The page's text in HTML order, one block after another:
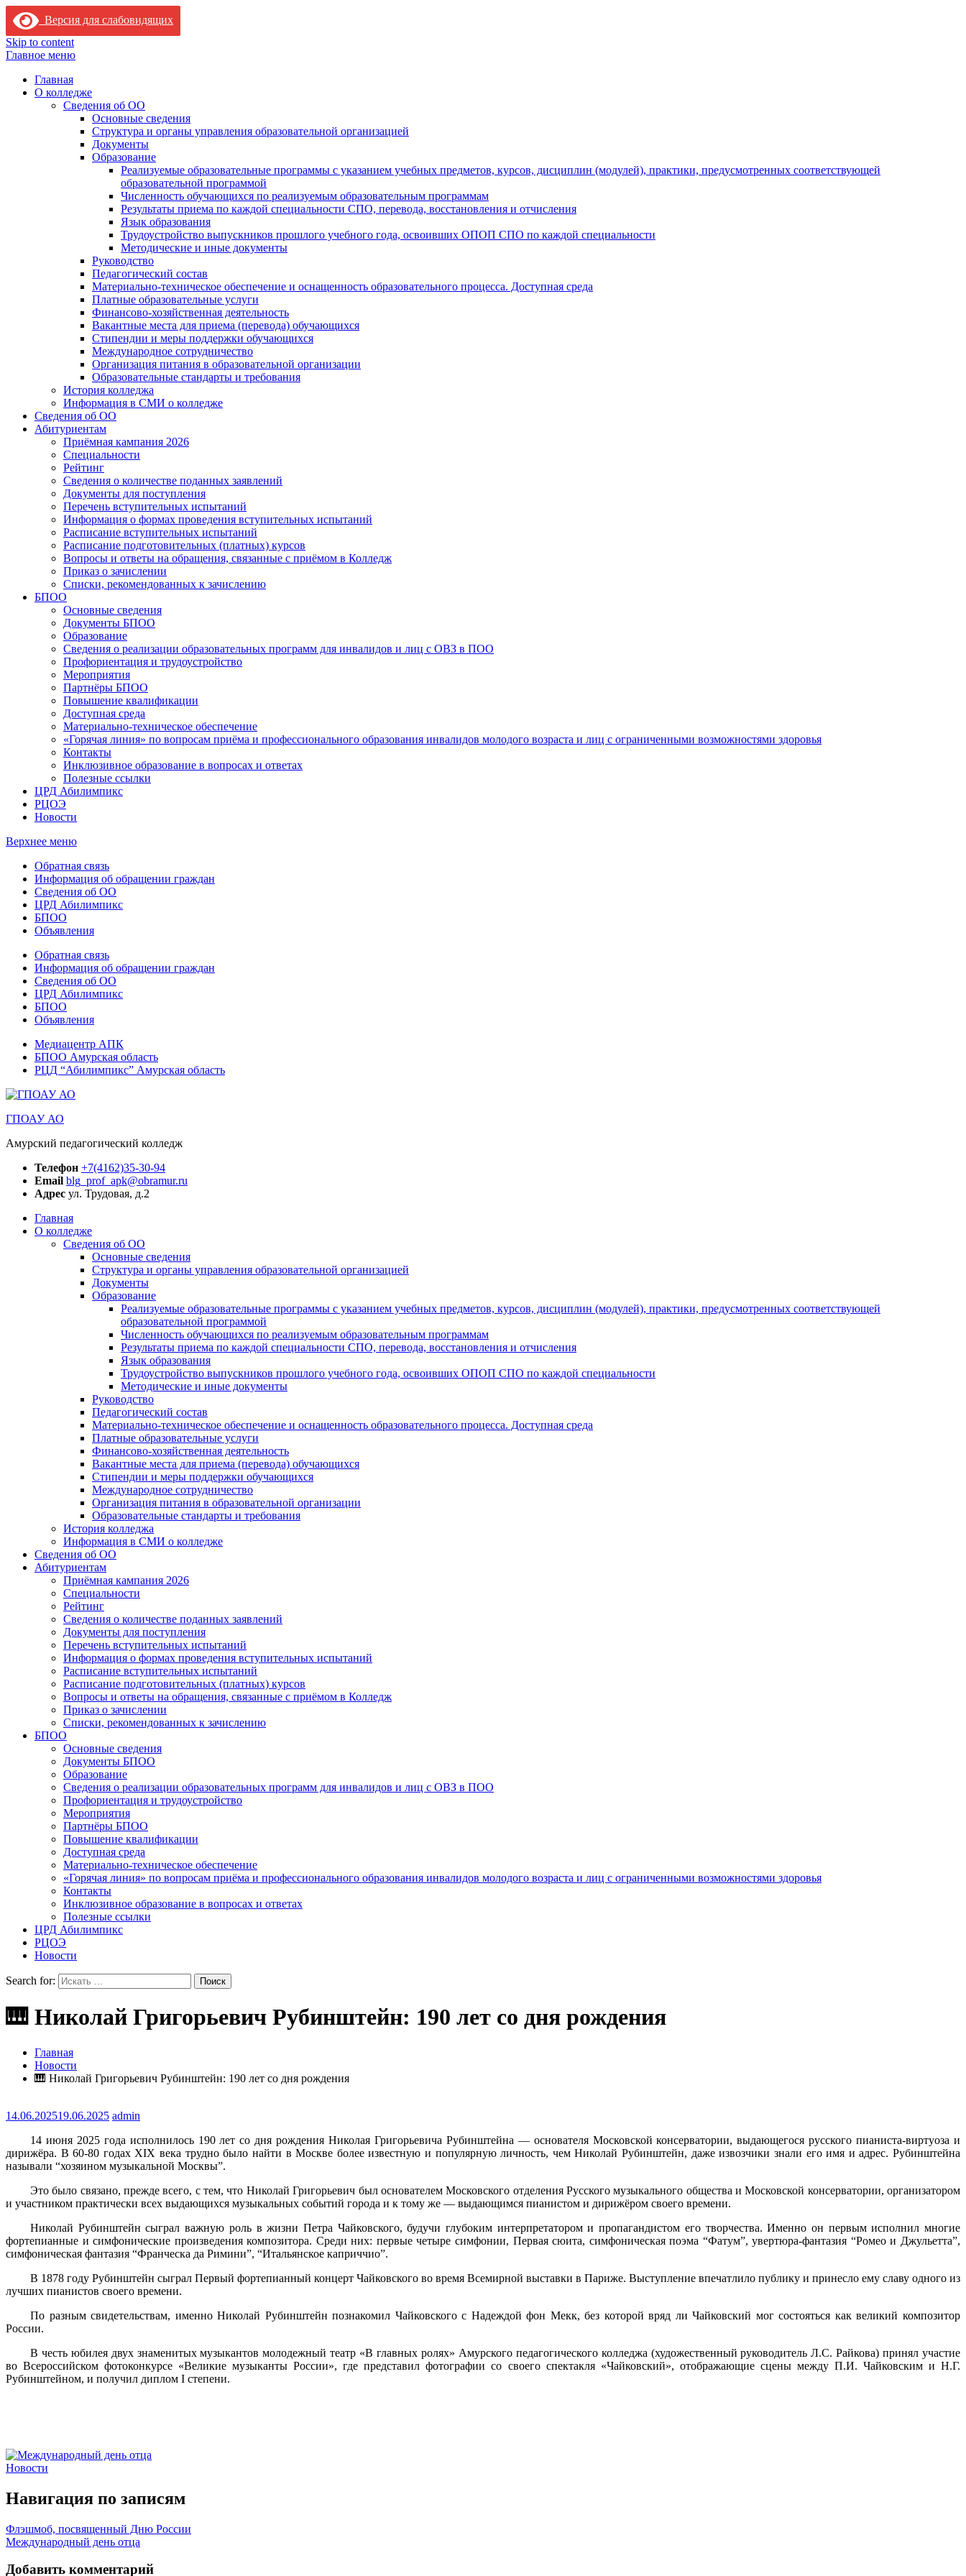
Версия для слабовидящих
Skip to content
Главное меню
Главная
О колледже
Сведения об ОО
Основные сведения
Структура и органы управления образовательной организацией
Документы
Образование
Реализуемые образовательные программы с указанием учебных предметов, курсов, дисциплин (модулей), практики, предусмотренных соответствующей
образовательной программой
Численность обучающихся по реализуемым образовательным программам
Результаты приема по каждой специальности СПО, перевода, восстановления и отчисления
Язык образования
Трудоустройство выпускников прошлого учебного года, освоивших ОПОП СПО по каждой специальности
Методические и иные документы
Руководство
Педагогический состав
Материально-техническое обеспечение и оснащенность образовательного процесса. Доступная среда
Платные образовательные услуги
Финансово-хозяйственная деятельность
Вакантные места для приема (перевода) обучающихся
Стипендии и меры поддержки обучающихся
Международное сотрудничество
Организация питания в образовательной организации
Образовательные стандарты и требования
История колледжа
Информация в СМИ о колледже
Сведения об ОО
Абитуриентам
Приёмная кампания 2026
Специальности
Рейтинг
Сведения о количестве поданных заявлений
Документы для поступления
Перечень вступительных испытаний
Информация о формах проведения вступительных испытаний
Расписание вступительных испытаний
Расписание подготовительных (платных) курсов
Вопросы и ответы на обращения, связанные с приёмом в Колледж
Приказ о зачислении
Списки, рекомендованных к зачислению
БПОО
Основные сведения
Документы БПОО
Образование
Сведения о реализации образовательных программ для инвалидов и лиц с ОВЗ в ПОО
Профориентация и трудоустройство
Мероприятия
Партнёры БПОО
Повышение квалификации
Доступная среда
Материально-техническое обеспечение
«Горячая линия» по вопросам приёма и профессионального образования инвалидов молодого возраста и лиц с ограниченными возможностями здоровья
Контакты
Инклюзивное образование в вопросах и ответах
Полезные ссылки
ЦРД Абилимпикс
РЦОЭ
Новости
Верхнее меню
Обратная связь
Информация об обращении граждан
Сведения об ОО
ЦРД Абилимпикс
БПОО
Объявления
Обратная связь
Информация об обращении граждан
Сведения об ОО
ЦРД Абилимпикс
БПОО
Объявления
Медиацентр АПК
БПОО Амурская область
РЦД “Абилимпикс” Амурская область
ГПОАУ АО
Амурский педагогический колледж
Телефон +7(4162)35-30-94
Email blg_prof_apk@obramur.ru
Адрес ул. Трудовая, д.2
Главная
О колледже
Сведения об ОО
Основные сведения
Структура и органы управления образовательной организацией
Документы
Образование
Реализуемые образовательные программы с указанием учебных предметов, курсов, дисциплин (модулей), практики, предусмотренных соответствующей
образовательной программой
Численность обучающихся по реализуемым образовательным программам
Результаты приема по каждой специальности СПО, перевода, восстановления и отчисления
Язык образования
Трудоустройство выпускников прошлого учебного года, освоивших ОПОП СПО по каждой специальности
Методические и иные документы
Руководство
Педагогический состав
Материально-техническое обеспечение и оснащенность образовательного процесса. Доступная среда
Платные образовательные услуги
Финансово-хозяйственная деятельность
Вакантные места для приема (перевода) обучающихся
Стипендии и меры поддержки обучающихся
Международное сотрудничество
Организация питания в образовательной организации
Образовательные стандарты и требования
История колледжа
Информация в СМИ о колледже
Сведения об ОО
Абитуриентам
Приёмная кампания 2026
Специальности
Рейтинг
Сведения о количестве поданных заявлений
Документы для поступления
Перечень вступительных испытаний
Информация о формах проведения вступительных испытаний
Расписание вступительных испытаний
Расписание подготовительных (платных) курсов
Вопросы и ответы на обращения, связанные с приёмом в Колледж
Приказ о зачислении
Списки, рекомендованных к зачислению
БПОО
Основные сведения
Документы БПОО
Образование
Сведения о реализации образовательных программ для инвалидов и лиц с ОВЗ в ПОО
Профориентация и трудоустройство
Мероприятия
Партнёры БПОО
Повышение квалификации
Доступная среда
Материально-техническое обеспечение
«Горячая линия» по вопросам приёма и профессионального образования инвалидов молодого возраста и лиц с ограниченными возможностями здоровья
Контакты
Инклюзивное образование в вопросах и ответах
Полезные ссылки
ЦРД Абилимпикс
РЦОЭ
Новости
Search for:
🎹 Николай Григорьевич Рубинштейн: 190 лет со дня рождения
Главная
Новости
🎹 Николай Григорьевич Рубинштейн: 190 лет со дня рождения
14.06.202519.06.2025 admin
14 июня 2025 года исполнилось 190 лет со дня рождения Николая Григорьевича Рубинштейна — основателя Московской консерватории, выдающегося русского пианиста-виртуоза и
дирижёра. В 60-80 годах XIX века трудно было найти в Москве более известную и популярную личность, чем Николай Рубинштейн, даже извозчики знали его имя и адрес. Рубинштейна
называли “хозяином музыкальной Москвы”.
Это было связано, прежде всего, с тем, что Николай Григорьевич был основателем Московского отделения Русского музыкального общества и Московской консерватории, организатором
и участником практически всех выдающихся музыкальных событий города и к тому же — выдающимся пианистом и дирижёром своего времени.
Николай Рубинштейн сыграл важную роль в жизни Петра Чайковского, будучи глубоким интерпретатором и пропагандистом его творчества. Именно он первым исполнил многие
фортепианные и симфонические произведения композитора. Среди них: первые четыре симфонии, Первая сюита, симфоническая поэма “Фатум”, увертюра-фантазия “Ромео и Джульетта”,
симфоническая фантазия “Франческа да Римини”, “Итальянское каприччио”.
В 1878 году Рубинштейн сыграл Первый фортепианный концерт Чайковского во время Всемирной выставки в Париже. Выступление впечатлило публику и принесло ему славу одного из
лучших пианистов своего времени.
По разным свидетельствам, именно Николай Рубинштейн познакомил Чайковского с Надеждой фон Мекк, без которой вряд ли Чайковский мог состояться как великий композитор
России.
В честь юбилея двух знаменитых музыкантов молодежный театр «В главных ролях» Амурского педагогического колледжа (художественный руководитель Л.С. Райкова) принял участие
во Всероссийском фотоконкурсе «Великие музыканты России», где представил фотографии со своего спектакля «Чайковский», отображающие сцены между П.И. Чайковским и Н.Г.
Рубинштейном, и получил диплом I степени.
Новости
Навигация по записям
Флэшмоб, посвященный Дню России
Международный день отца
Добавить комментарий